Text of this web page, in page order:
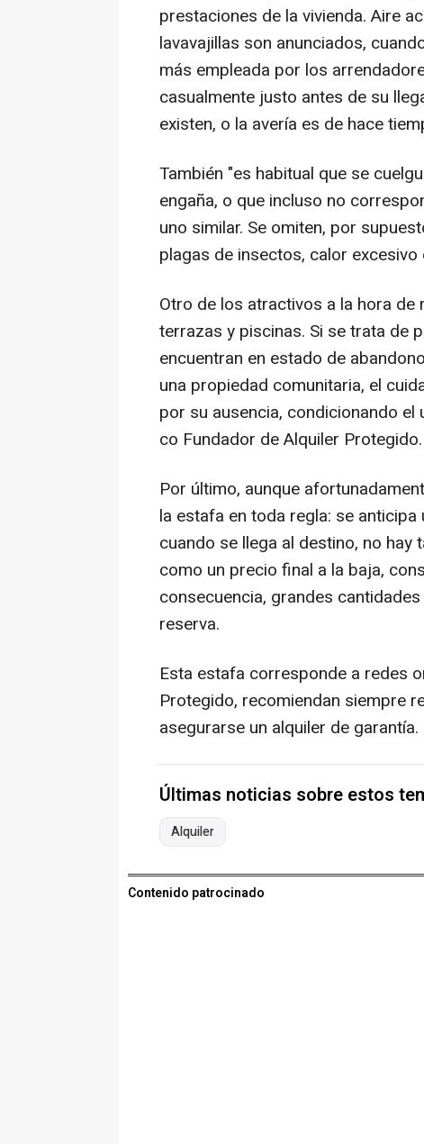
prestaciones de la vivienda. Aire
lavavajillas son anunciados,
más empleada por los
casualmente justo antes de su
existen, o la avería es de hace
También "es habitual que se
engaña, o que incluso no
uno similar. Se omiten, por
plagas de insectos, calor
Otro de los atractivos a la hora
terrazas y piscinas. Si se trata de
encuentran en estado de
una propiedad comunitaria, el
por su ausencia, condicionando
co Fundador de Alquiler Protegido.
Por último, aunque
la estafa en toda regla: se
cuando se llega al destino, no hay
como un precio final a la baja,
consecuencia, grandes
reserva.
Esta estafa corresponde a redes
Protegido, recomiendan siempre
asegurarse un alquiler de garantía.
Últimas noticias sobre estos
Alquiler
Contenido patrocinado